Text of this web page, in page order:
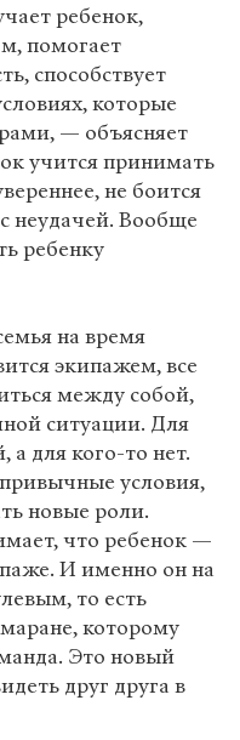
ребенок,
помогает
способствует
которые
— объясняет
учится принимать
не боится
неудачей. Вообще
ребенку
на время
экипажем, все
между собой,
ситуации. Для
а для кого-то нет.
условия,
новые роли.
что ребенок —
И именно он на
то есть
которому
Это новый
друг друга в